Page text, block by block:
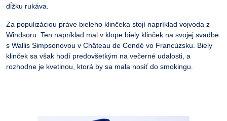
dĺžku rukáva.
Za populizáciou práve bieleho klinčeka stojí napríklad vojvoda z
Windsoru. Ten napríklad mal v klope biely klinček na svojej svadbe
s Wallis Simpsonovou v Château de Condé vo Francúzsku. Biely
klinček sa však hodí predovšetkým na večerné udalosti, a
rozhodne je kvetinou, ktorá by sa mala nosiť do smokingu.